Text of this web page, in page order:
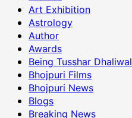
Art Exhibition
Astrology
Author
Awards
Being Tusshar Dhaliwal
Bhojpuri Films
Bhojpuri News
Blogs
Breaking News